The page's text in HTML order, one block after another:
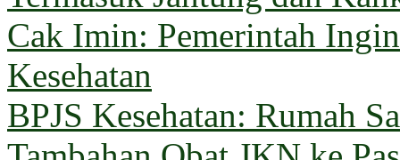
Cak Imin: Pemerintah
Kesehatan
BPJS Kesehatan: Rumah